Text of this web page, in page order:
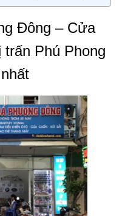
Đông – Cửa
Phú Phong